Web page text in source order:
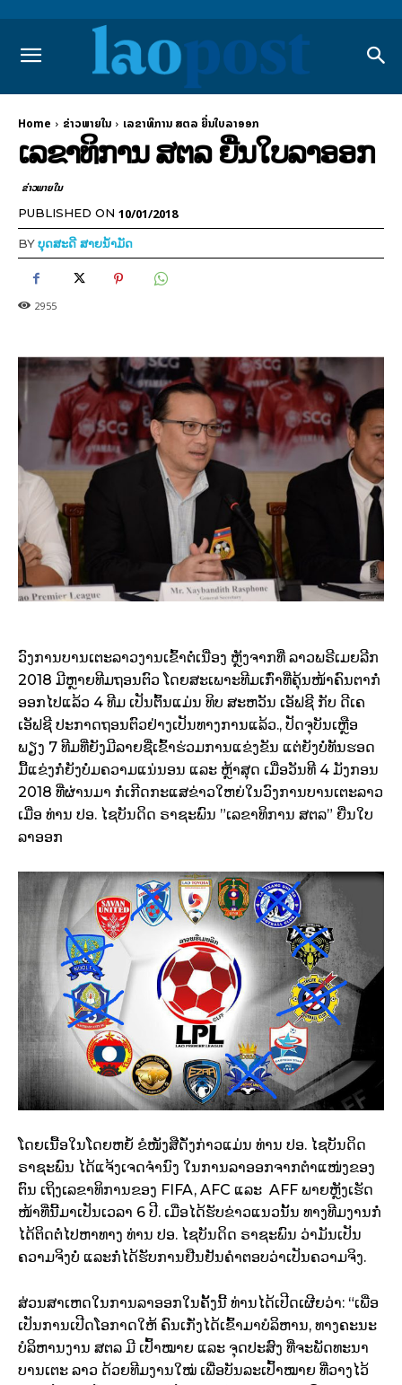
Home ຂ່າວພາຍ​ໃນ ເລຂາທິການ ສຕລ ຍື່ນໃບລາອອກ
ເລຂາທິການ ສຕລ ຍື່ນໃບລາອອກ
ຂ່າວພາຍ​ໃນ
PUBLISHED ON 10/01/2018
BYບຸດສະດີ ສາຍນ້ຳມັດ
2955
ວົງການບານເຕະລາວງານເຂົ້າຕໍ່ເນື່ອງ ຫຼັງຈາກທີ່ ລາວພຣີເມຍລີກ
2018 ມີຫຼາຍທີມຖອນຕົວ ໂດຍສະເພາະທີມເກົ່າທີ່ຄຸ້ນໜ້າຄົນຕາກໍ່
ອອກໄປແລ້ວ 4 ທີມ ເປັນຕົ້ນແມ່ນ ທິບ ສະຫວັນ ເອັຟຊີ ກັບ ດີເຄ
ເອັຟຊີ ປະກາດຖອນຕົວຢ່າງເປັນທາງການແລ້ວ., ປັດຈຸບັນເຫຼືອ
ພຽງ 7 ທີມທີ່ຍັງມີລາຍຊື່ເຂົ້າຮ່ວມການແຂ່ງຂັນ ແຕ່ຍັງບໍ່ທັນຮອດ
ມື້ແຂ່ງກໍ່ຍັງບໍ່ມຄວາມແນ່ນອນ ແລະ ຫຼ້າສຸດ ເມື່ອວັນທີ 4 ມັງກອນ
2018 ທີ່ຜ່ານມາ ກໍ່ເກີດກະແສຂ່າວໃຫຍ່ໃນວົງການບານເຕະລາວ
ເມື່ອ ທ່ານ ປອ. ໄຊບັນດິດ ຣາຊະພົນ ”ເລຂາທິການ ສຕລ” ຍື່ນໃບ
ລາອອກ
ໂດຍເນື້ອໃນໂດຍຫຍໍ້ ຂໍໜັງສືດັ່ງກ່າວແມ່ນ ທ່ານ ປອ. ໄຊບັນດິດ
ຣາຊະພົນ ໄດ້ແຈ້ງເຈດຈຳນົງ ໃນການລາອອກຈາກຕຳແໜ່ງຂອງ
ຕົນ ເຖິງເລຂາທິການຂອງ FIFA, AFC ແລະ AFF ພາຍຫຼັງເຮັດ
ໜ້າທີ່ນີ້ມາເປັນເວລາ 6 ປີ. ເມື່ອໄດ້ຮັບຂ່າວແນວນັ້ນ ທາງທີມງານກໍ່
ໄດ້ຕິດຕໍ່ໄປຫາທາງ ທ່ານ ປອ. ໄຊບັນດິດ ຣາຊະພົນ ວ່າມັນເປັນ
ຄວາມຈິງບໍ່ ແລະກໍ່ໄດ້ຮັບການຢືນຢັນຄຳຕອບວ່າເປັນຄວາມຈິງ.
ສ່ວນສາເຫດໃນການລາອອກໃນຄັ້ງນີ້ ທ່ານໄດ້ເປີດເຜີຍວ່າ: “ເພື່ອ
ເປັນການເປີດໂອກາດໃຫ້ ຄົນເກັ່ງໄດ້ເຂົ້າມາບໍລິຫານ, ທາງຄະນະ
ບໍລິຫານງານ ສຕລ ມີ ເປົ້າໝາຍ ແລະ ຈຸດປະສົງ ທີ່ຈະພັດທະນາ
ບານເຕະ ລາວ ດ້ວຍທີມງານໃໝ່ ເພື່ອບັນລະເປົ້າໝາຍ ທີ່ວາງໄວ້